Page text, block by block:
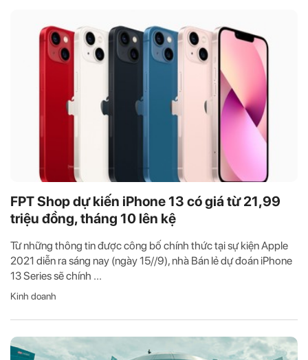
FPT Shop dự kiến iPhone 13 có giá từ 21,99
triệu đồng, tháng 10 lên kệ
Từ những thông tin được công bố chính thức tại sự kiện Apple
2021 diễn ra sáng nay (ngày 15//9), nhà Bán lẻ dự đoán iPhone
13 Series sẽ chính ...
Kinh doanh